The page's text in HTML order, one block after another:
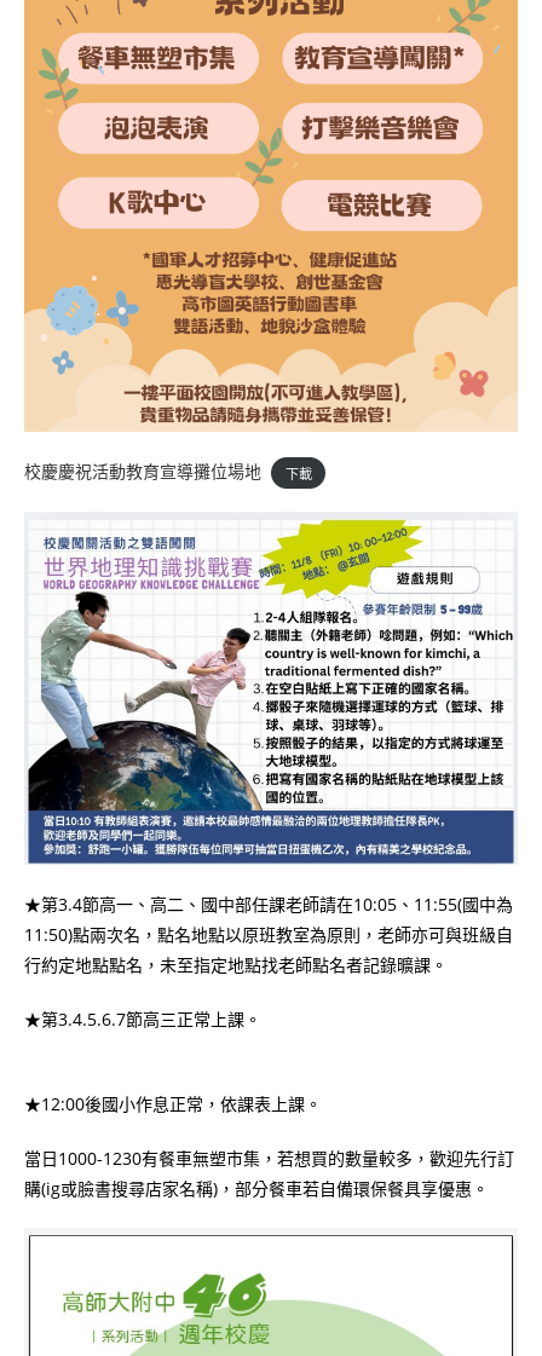
校慶慶祝活動教育宣導攤位場地 下載
★第3.4節高一、高二、國中部任課老師請在10:05、11:55(國中為
11:50)點兩次名，點名地點以原班教室為原則，老師亦可與班級自
行約定地點點名，未至指定地點找老師點名者記錄曠課。
★第3.4.5.6.7節高三正常上課。
★12:00後國小作息正常，依課表上課。
當日1000-1230有餐車無塑市集，若想買的數量較多，歡迎先行訂
購(ig或臉書搜尋店家名稱)，部分餐車若自備環保餐具享優惠。